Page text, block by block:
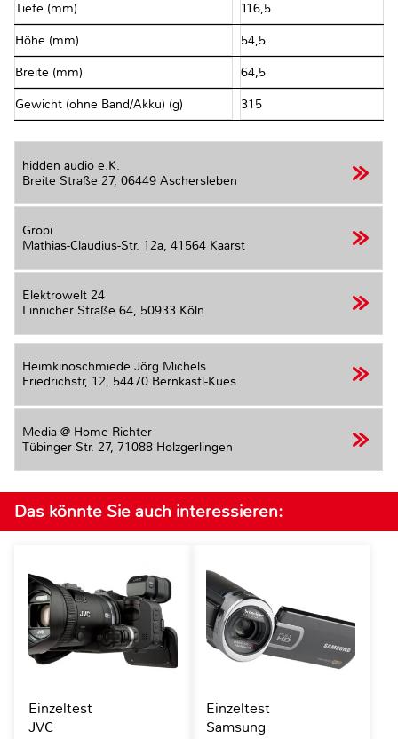
Tiefe (mm) 116,5
Höhe (mm) 54,5
Breite (mm) 64,5
Gewicht (ohne Band/Akku) (g) 315
hidden audio e.K.
Breite Straße 27, 06449 Aschersleben
Grobi
Mathias-Claudius-Str. 12a, 41564 Kaarst
Elektrowelt 24
Linnicher Straße 64, 50933 Köln
Heimkinoschmiede Jörg Michels
Friedrichstr, 12, 54470 Bernkastl-Kues
Media @ Home Richter
Tübinger Str. 27, 71088 Holzgerlingen
Das könnte Sie auch interessieren:
Einzeltest
JVC
Einzeltest
Samsung